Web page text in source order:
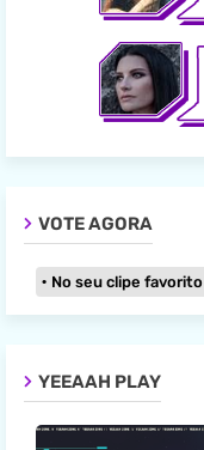
VOTE AGORA
No seu clipe favorito
YEEAAH PLAY